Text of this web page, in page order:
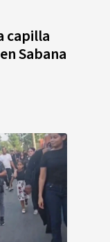
capilla
Sabana